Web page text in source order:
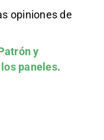
opiniones de
y
paneles.